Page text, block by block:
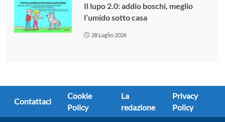
Il lupo 2.0: addio boschi, meglio
l’umido sotto casa
28 Luglio 2026
Contattaci
Cookie
Policy
La
redazione
Privacy
Policy